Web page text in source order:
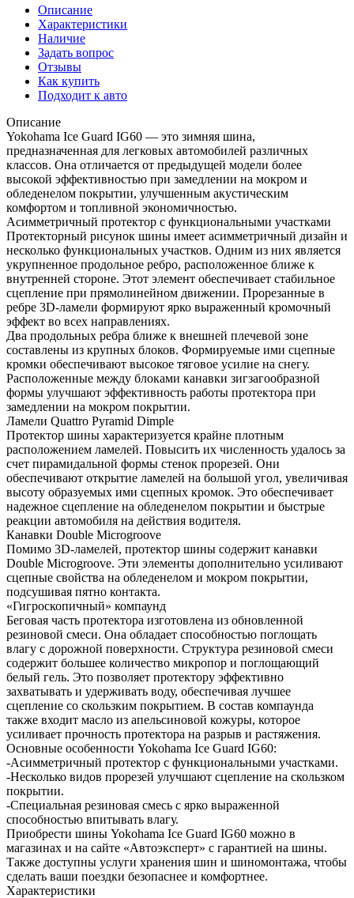
Описание
Характеристики
Наличие
Задать вопрос
Отзывы
Как купить
Подходит к авто
Описание
Yokohama Ice Guard IG60 — это зимняя шина,
предназначенная для легковых автомобилей различных
классов. Она отличается от предыдущей модели более
высокой эффективностью при замедлении на мокром и
обледенелом покрытии, улучшенным акустическим
комфортом и топливной экономичностью.
Асимметричный протектор с функциональными участками
Протекторный рисунок шины имеет асимметричный дизайн и
несколько функциональных участков. Одним из них является
укрупненное продольное ребро, расположенное ближе к
внутренней стороне. Этот элемент обеспечивает стабильное
сцепление при прямолинейном движении. Прорезанные в
ребре 3D-ламели формируют ярко выраженный кромочный
эффект во всех направлениях.
Два продольных ребра ближе к внешней плечевой зоне
составлены из крупных блоков. Формируемые ими сцепные
кромки обеспечивают высокое тяговое усилие на снегу.
Расположенные между блоками канавки зигзагообразной
формы улучшают эффективность работы протектора при
замедлении на мокром покрытии.
Ламели Quattro Pyramid Dimple
Протектор шины характеризуется крайне плотным
расположением ламелей. Повысить их численность удалось за
счет пирамидальной формы стенок прорезей. Они
обеспечивают открытие ламелей на большой угол, увеличивая
высоту образуемых ими сцепных кромок. Это обеспечивает
надежное сцепление на обледенелом покрытии и быстрые
реакции автомобиля на действия водителя.
Канавки Double Microgroove
Помимо 3D-ламелей, протектор шины содержит канавки
Double Microgroove. Эти элементы дополнительно усиливают
сцепные свойства на обледенелом и мокром покрытии,
подсушивая пятно контакта.
«Гигроскопичный» компаунд
Беговая часть протектора изготовлена из обновленной
резиновой смеси. Она обладает способностью поглощать
влагу с дорожной поверхности. Структура резиновой смеси
содержит большее количество микропор и поглощающий
белый гель. Это позволяет протектору эффективно
захватывать и удерживать воду, обеспечивая лучшее
сцепление со скользким покрытием. В состав компаунда
также входит масло из апельсиновой кожуры, которое
усиливает прочность протектора на разрыв и растяжения.
Основные особенности Yokohama Ice Guard IG60:
-Асимметричный протектор с функциональными участками.
-Несколько видов прорезей улучшают сцепление на скользком
покрытии.
-Специальная резиновая смесь с ярко выраженной
способностью впитывать влагу.
Приобрести шины Yokohama Ice Guard IG60 можно в
магазинах и на сайте «Автоэксперт» с гарантией на шины.
Также доступны услуги хранения шин и шиномонтажа, чтобы
сделать ваши поездки безопаснее и комфортнее.
Характеристики